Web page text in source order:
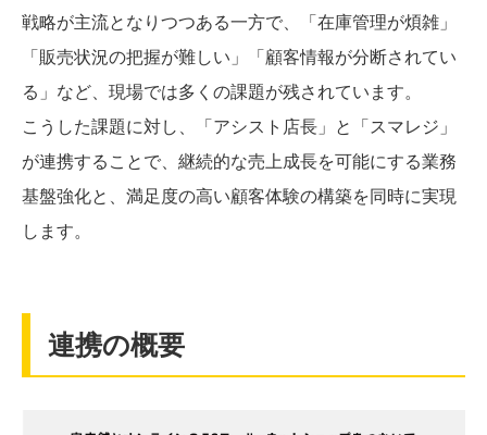
戦略が主流となりつつある一方で、「在庫管理が煩雑」
「販売状況の把握が難しい」「顧客情報が分断されてい
る」など、現場では多くの課題が残されています。
こうした課題に対し、「アシスト店長」と「スマレジ」
が連携することで、継続的な売上成長を可能にする業務
基盤強化と、満足度の高い顧客体験の構築を同時に実現
します。
連携の概要